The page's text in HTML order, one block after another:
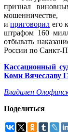
признал
иприговорил его
штрафом 160
отбывать
России по Санкт-
Кассационный
Коми Вячеславу
Владилен
Поделиться